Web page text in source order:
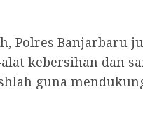
Polres Banjarbaru
kebersihan dan
guna